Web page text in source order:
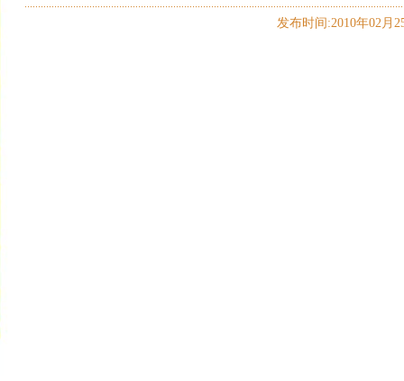
发布时间:2010年02月